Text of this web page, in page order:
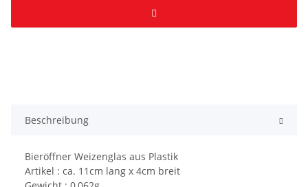
Beschreibung
Bieröffner Weizenglas aus Plastik
Artikel : ca. 11cm lang x 4cm breit